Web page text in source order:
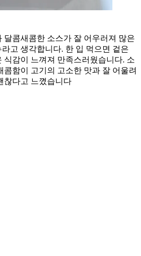
달콤새콤한 소스가 잘 어우러져 많은
고 생각합니다. 한 입 먹으면 겉은
식감이 느껴져 만족스러웠습니다. 소
콤함이 고기의 고소한 맛과 잘 어울려
찮다고 느꼈습니다